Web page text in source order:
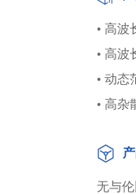
• 高波
• 高波
• 动态
• 高杂
无与